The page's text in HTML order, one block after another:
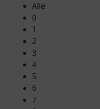
Alle
0
1
2
3
4
5
6
7